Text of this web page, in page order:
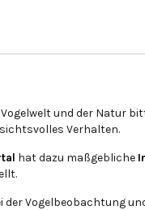
und der Natur
Verhalten.
hat dazu maßgebliche
der Vogelbeobachtung